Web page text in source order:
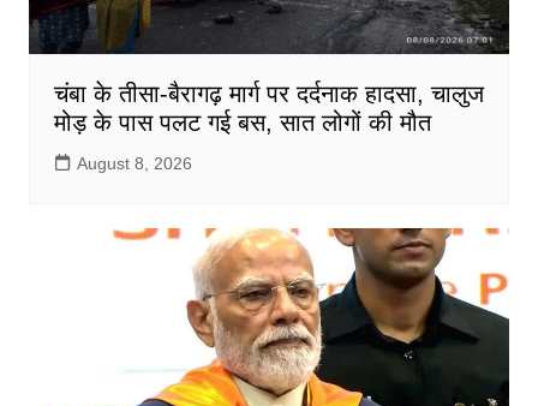
चंबा के तीसा-बैरागढ़ मार्ग पर दर्दनाक हादसा, चालुज
मोड़ के पास पलट गई बस, सात लोगों की मौत
August 8, 2026